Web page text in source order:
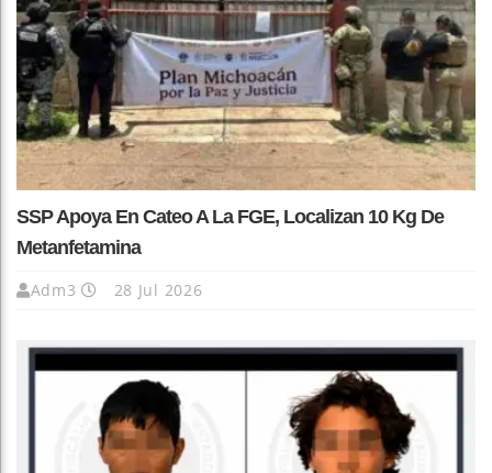
SSP Apoya En Cateo A La FGE, Localizan 10 Kg De
Metanfetamina
Adm3 28 Jul 2026